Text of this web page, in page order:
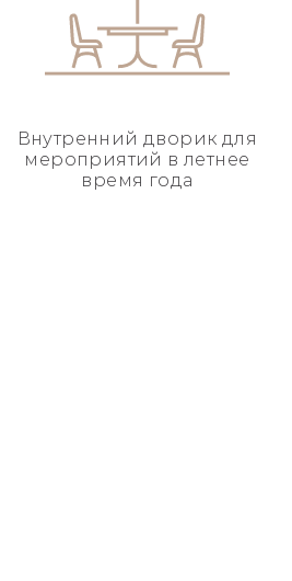
Внутренний дворик для
мероприятий в летнее
время года